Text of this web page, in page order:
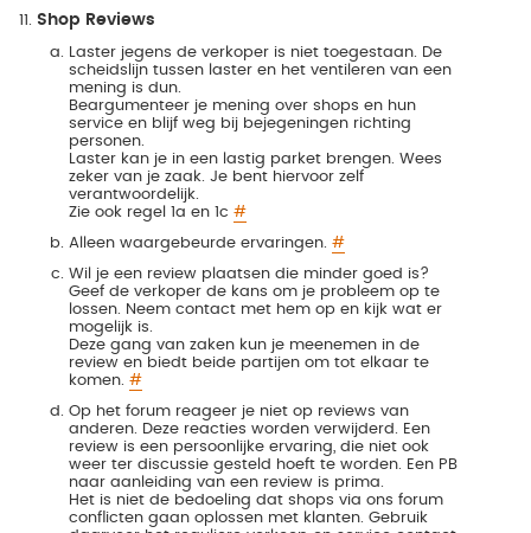
Shop Reviews
Laster jegens de verkoper is niet toegestaan. De
scheidslijn tussen laster en het ventileren van een
mening is dun.
Beargumenteer je mening over shops en hun
service en blijf weg bij bejegeningen richting
personen.
Laster kan je in een lastig parket brengen. Wees
zeker van je zaak. Je bent hiervoor zelf
verantwoordelijk.
Zie ook regel 1a en 1c #
Alleen waargebeurde ervaringen. #
Wil je een review plaatsen die minder goed is?
Geef de verkoper de kans om je probleem op te
lossen. Neem contact met hem op en kijk wat er
mogelijk is.
Deze gang van zaken kun je meenemen in de
review en biedt beide partijen om tot elkaar te
komen. #
Op het forum reageer je niet op reviews van
anderen. Deze reacties worden verwijderd. Een
review is een persoonlijke ervaring, die niet ook
weer ter discussie gesteld hoeft te worden. Een PB
naar aanleiding van een review is prima.
Het is niet de bedoeling dat shops via ons forum
conflicten gaan oplossen met klanten. Gebruik